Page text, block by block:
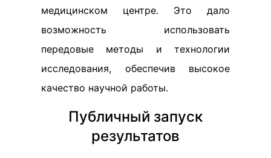
медицинском центре. Это дало
возможность использовать
передовые методы и технологии
исследования, обеспечив высокое
качество научной работы.
Публичный запуск
результатов